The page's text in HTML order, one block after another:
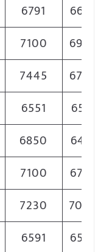
6791
6645
7100
6900
7445
6700
6551
6551
6850
6475
7100
6750
7230
6591
6550